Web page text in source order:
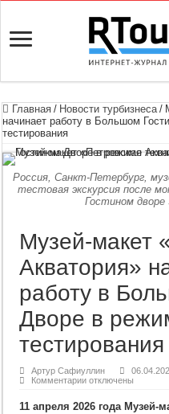
Главная / Новости турбизнеса /
начинает работу в Большом
тестирования
Россия, Санкт-Петербург,
тестовая экскурсия после
Гостином дворе
Музей-макет
Акватория»
работу в
Дворе в
тестирования
Артур Сафиуллин
Комментариик
макет
отключены
11 апреля 2026 года Музей-